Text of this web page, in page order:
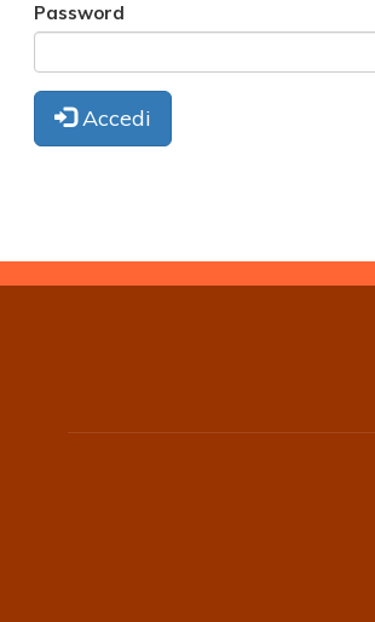
Password
Accedi